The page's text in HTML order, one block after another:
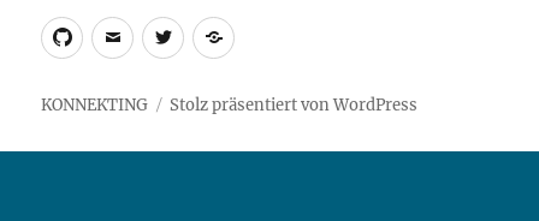
GithubEmailTwitter
KONNEKTING Stolz präsentiert von WordPress